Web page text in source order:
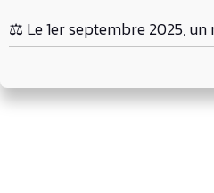
⚖️ Le 1er septembre 2025,